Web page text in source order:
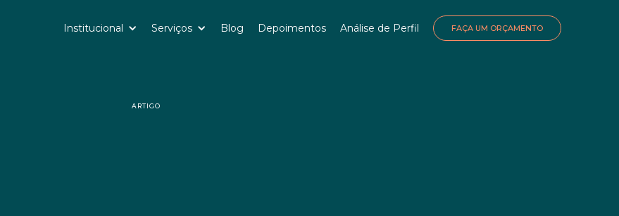
Institucional Serviços Blog Depoimentos Análise de Perfil FAÇA UM ORÇAMENTO
ARTIGO